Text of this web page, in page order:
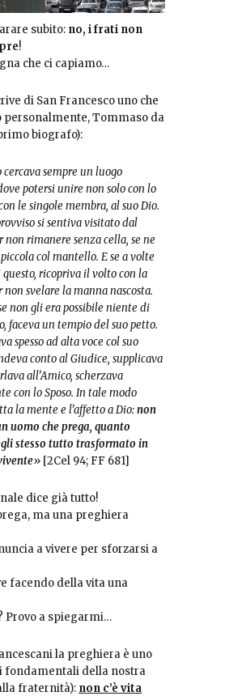
subito: no, i frati non
!
che ci capiamo…
di San Francesco uno che
personalmente, Tommaso da
biografo):
cercava sempre un luogo
potersi unire non solo con lo
le singole membra, al suo Dio.
si sentiva visitato dal
non rimanere senza cella, se ne
col mantello. E se a volte
ricopriva il volto con la
non svelare la manna nascosta.
non gli era possibile niente di
faceva un tempio del suo petto.
spesso ad alta voce col suo
conto al Giudice, supplicava
all’Amico, scherzava
con lo Sposo. In tale modo
la mente e l’affetto a Dio:non
uomo che prega, quanto
stesso tutto trasformato in
» [2Cel 94; FF 681]
dice già tutto!
ma una preghiera
a vivere per sforzarsi a
facendo della vita una
Provo a spiegarmi…
la preghiera è uno
fondamentali della nostra
fraternità): non c’è vita